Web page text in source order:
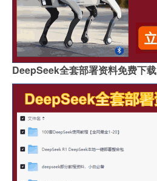
DeepSeek全套部署资料免费下载